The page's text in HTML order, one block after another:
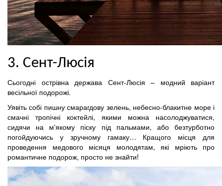
3. Сент-Люсія
Сьогодні острівна держава Сент-Люсія – модний варіант
весільної подорожі.
Уявіть собі пишну смарагдову зелень, небесно-блакитне море і
смачні тропічні коктейлі, якими можна насолоджуватися,
сидячи на м'якому піску під пальмами, або безтурботно
погойдуючись у зручному гамаку… Кращого місця для
проведення медового місяця молодятам, які мріють про
романтичне подорож, просто не знайти!